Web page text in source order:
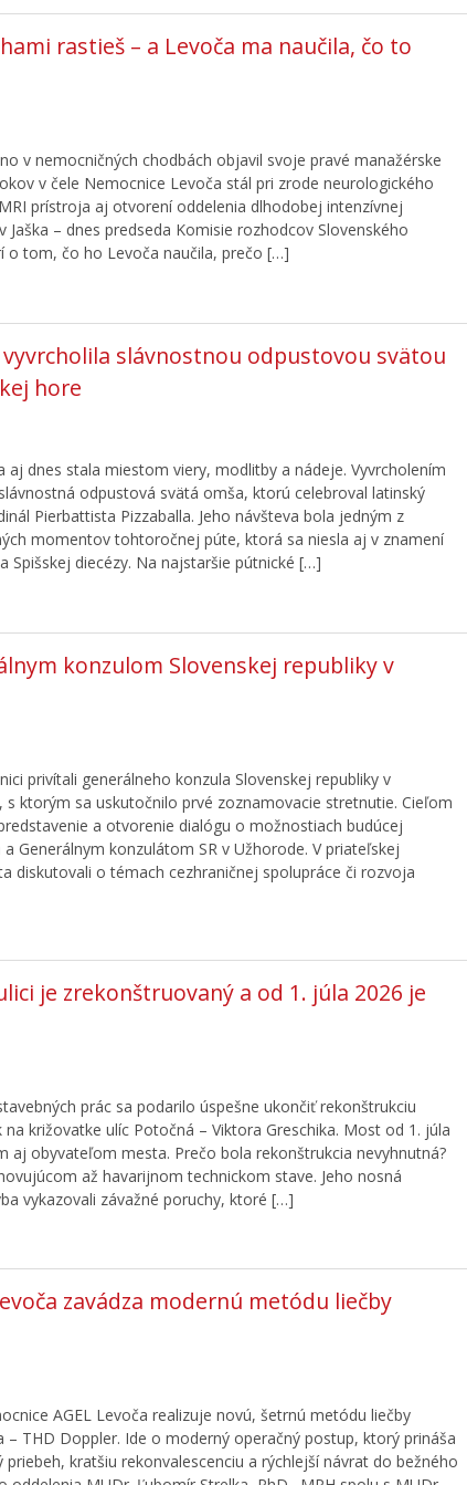
rastieš – a Levoča ma naučila, čo to
v nemocničných chodbách objavil svoje pravé manažérske
v čele Nemocnice Levoča stál pri zrode neurologického
prístroja aj otvorení oddelenia dlhodobej intenzívnej
– dnes predseda Komisie rozhodcov Slovenského
o tom, čo ho Levoča naučila, prečo […]
vyvrcholila slávnostnou odpustovou svätou
hore
aj dnes stala miestom viery, modlitby a nádeje. Vyvrcholením
odpustová svätá omša, ktorú celebroval latinský
Pierbattista Pizzaballa. Jeho návšteva bola jedným z
momentov tohtoročnej púte, ktorá sa niesla aj v znamení
Spišskej diecézy. Na najstaršie pútnické […]
konzulom Slovenskej republiky v
privítali generálneho konzula Slovenskej republiky v
s ktorým sa uskutočnilo prvé zoznamovacie stretnutie. Cieľom
a otvorenie dialógu o možnostiach budúcej
Generálnym konzulátom SR v Užhorode. V priateľskej
diskutovali o témach cezhraničnej spolupráce či rozvoja
je zrekonštruovaný a od 1. júla 2026 je
prác sa podarilo úspešne ukončiť rekonštrukciu
križovatke ulíc Potočná – Viktora Greschika. Most od 1. júla
aj obyvateľom mesta. Prečo bola rekonštrukcia nevyhnutná?
až havarijnom technickom stave. Jeho nosná
vykazovali závažné poruchy, ktoré […]
zavádza modernú metódu liečby
AGEL Levoča realizuje novú, šetrnú metódu liečby
THD Doppler. Ide o moderný operačný postup, ktorý prináša
kratšiu rekonvalescenciu a rýchlejší návrat do bežného